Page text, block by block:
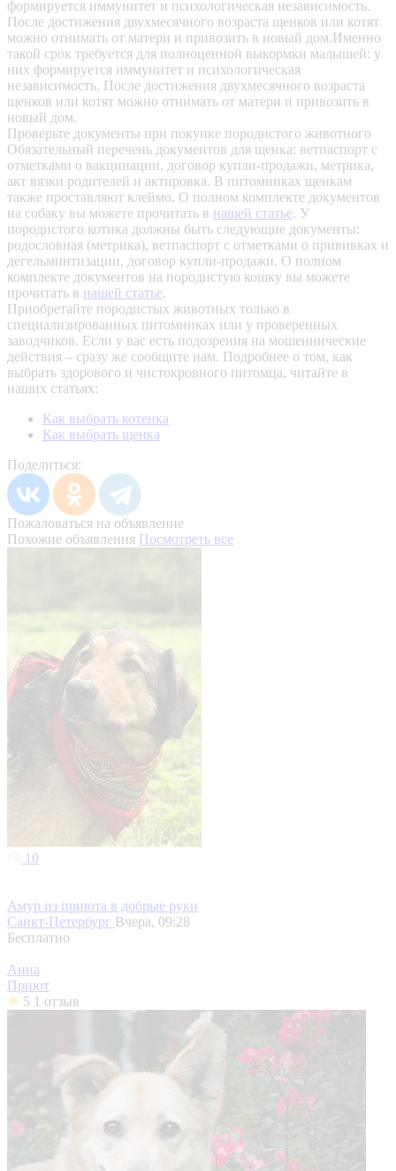
формируется иммунитет и психологическая независимость.
После достижения двухмесячного возраста щенков или котят
можно отнимать от матери и привозить в новый дом.Именно
такой срок требуется для полноценной выкормки малышей: у
них формируется иммунитет и психологическая
независимость. После достижения двухмесячного возраста
щенков или котят можно отнимать от матери и привозить в
новый дом.
Проверьте документы при покупке породистого животного
Обязательный перечень документов для щенка: ветпаспорт с
отметками о вакцинации, договор купли-продажи, метрика,
акт вязки родителей и актировка. В питомниках щенкам
также проставляют клеймо. О полном комплекте документов
на собаку вы можете прочитать в нашей статье. У
породистого котика должны быть следующие документы:
родословная (метрика), ветпаспорт с отметками о прививках и
дегельминтизации, договор купли-продажи. О полном
комплекте документов на породистую кошку вы можете
прочитать в нашей статье.
Приобретайте породистых животных только в
специализированных питомниках или у проверенных
заводчиков. Если у вас есть подозрения на мошеннические
действия – сразу же сообщите нам. Подробнее о том, как
выбрать здорового и чистокровного питомца, читайте в
наших статьях:
Как выбрать котенка
Как выбрать щенка
Поделиться:
Пожаловаться на объявление
Похожие объявления Посмотреть все
10
Амур из приюта в добрые руки
Санкт-Петербург Вчера, 09:28
Бесплатно
Анна
Приют
5 1 отзыв